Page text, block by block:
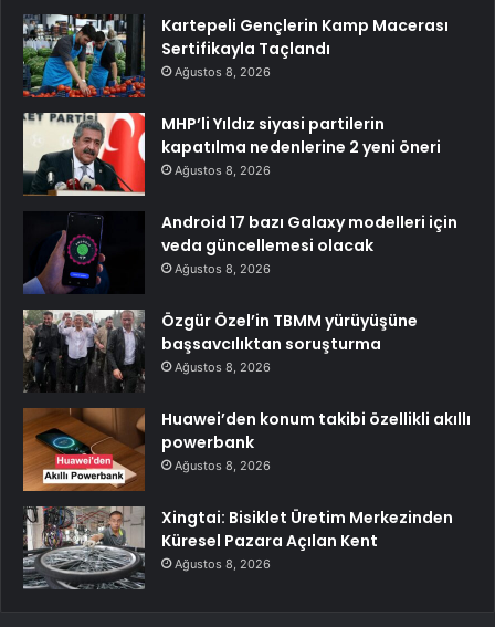
Kartepeli Gençlerin Kamp Macerası
Sertifikayla Taçlandı
Ağustos 8, 2026
MHP’li Yıldız siyasi partilerin
kapatılma nedenlerine 2 yeni öneri
Ağustos 8, 2026
Android 17 bazı Galaxy modelleri için
veda güncellemesi olacak
Ağustos 8, 2026
Özgür Özel’in TBMM yürüyüşüne
başsavcılıktan soruşturma
Ağustos 8, 2026
Huawei’den konum takibi özellikli akıllı
powerbank
Ağustos 8, 2026
Xingtai: Bisiklet Üretim Merkezinden
Küresel Pazara Açılan Kent
Ağustos 8, 2026